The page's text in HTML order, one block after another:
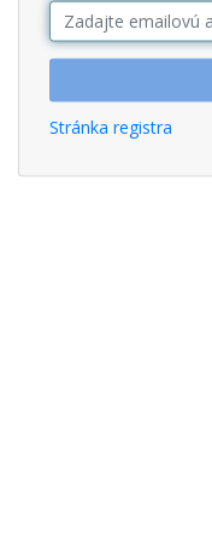
Stránka registra